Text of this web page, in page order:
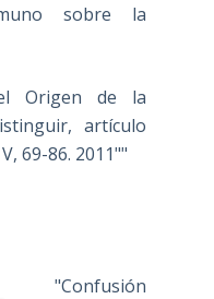
sobre la
Origen de la
artículo
69-86. 2011""
"Confusión